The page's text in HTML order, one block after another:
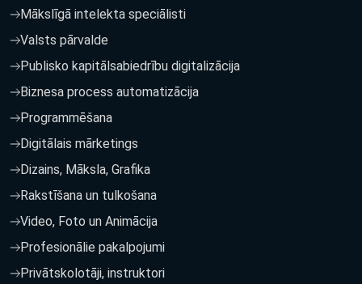
Mākslīgā intelekta speciālisti
Valsts pārvalde
Publisko kapitālsabiedrību digitalizācija
Biznesa process automatizācija
Programmēšana
Digitālais mārketings
Dizains, Māksla, Grafika
Rakstīšana un tulkošana
Video, Foto un Animācija
Profesionālie pakalpojumi
Privātskolotāji, instruktori